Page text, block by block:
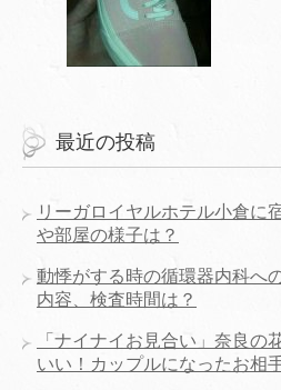
最近の投稿
リーガロイヤルホテル小倉に
や部屋の様子は？
動悸がする時の循環器内科へ
内容、検査時間は？
「ナイナイお見合い」奈良の
いい！カップルになったお相